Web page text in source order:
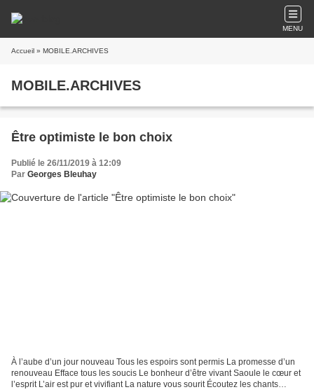
MENU
Accueil » MOBILE.ARCHIVES
MOBILE.ARCHIVES
Être optimiste le bon choix
Publié le 26/11/2019 à 12:09
Par Georges Bleuhay
À l’aube d’un jour nouveau Tous les espoirs sont permis La promesse d’un
renouveau Efface tous les soucis Le bonheur d’être vivant Saoule le cœur et
l’esprit L’air est pur et vivifiant La nature vous sourit Écoutez les chants